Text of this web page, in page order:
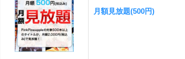
月額見放題(500円)